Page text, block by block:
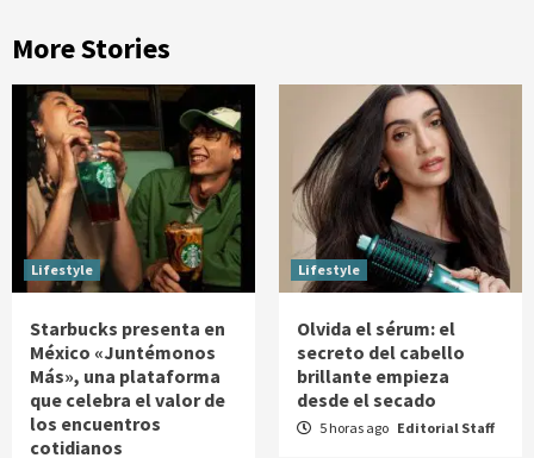
More Stories
Lifestyle
Starbucks presenta en
México «Juntémonos
Más», una plataforma
que celebra el valor de
los encuentros
cotidianos
Lifestyle
Olvida el sérum: el
secreto del cabello
brillante empieza
desde el secado
5 horas ago Editorial Staff